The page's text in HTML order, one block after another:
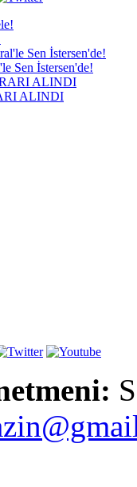
Sen İstersen'de!
ALINDI